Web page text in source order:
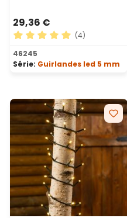
29,36 €
Note moyenne de 5 sur
(4)
46245
Série: Guirlandes led 5 mm